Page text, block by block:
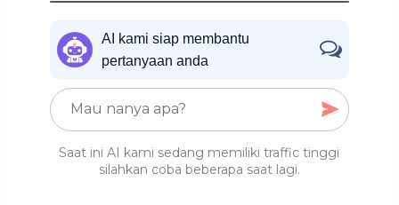
AI kami siap membantu
pertanyaan anda
Saat ini AI kami sedang memiliki traffic tinggi
silahkan coba beberapa saat lagi.